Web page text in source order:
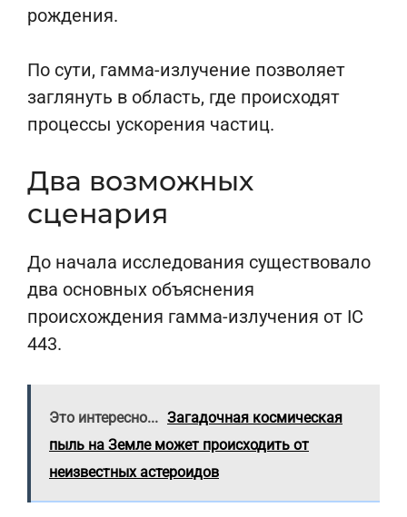
рождения.
По сути, гамма-излучение позволяет
заглянуть в область, где происходят
процессы ускорения частиц.
Два возможных
сценария
До начала исследования существовало
два основных объяснения
происхождения гамма-излучения от IC
443.
Это интересно... Загадочная космическая
пыль на Земле может происходить от
неизвестных астероидов